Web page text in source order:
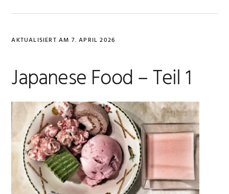
AKTUALISIERT AM 7. APRIL 2026
Japanese Food – Teil 1